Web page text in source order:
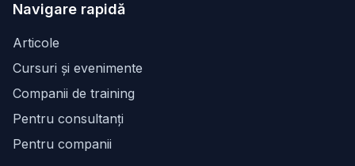
Navigare rapidă
Articole
Cursuri și evenimente
Companii de training
Pentru consultanți
Pentru companii